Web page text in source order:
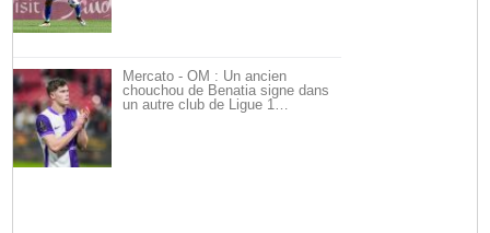
Mercato - OM : Un ancien
chouchou de Benatia signe dans
un autre club de Ligue 1…